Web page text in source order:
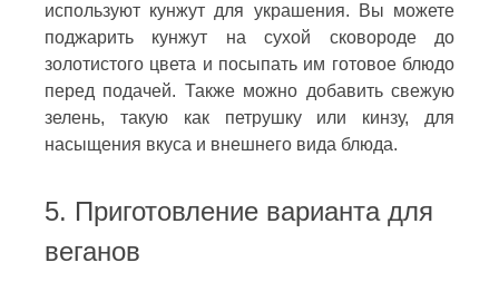
используют кунжут для украшения. Вы можете
поджарить кунжут на сухой сковороде до
золотистого цвета и посыпать им готовое блюдо
перед подачей. Также можно добавить свежую
зелень, такую как петрушку или кинзу, для
насыщения вкуса и внешнего вида блюда.
5. Приготовление варианта для
веганов